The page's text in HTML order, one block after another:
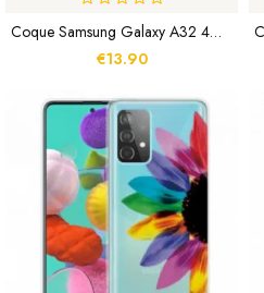
Coque Samsung Galaxy A32 4G Mandala Coloré
€13.90